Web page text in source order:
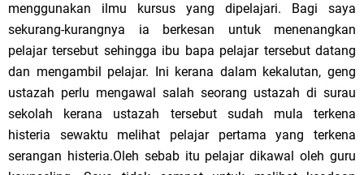
menggunakan ilmu kursus yang dipelajari. Bagi saya
sekurang-kurangnya ia berkesan untuk menenangkan
pelajar tersebut sehingga ibu bapa pelajar tersebut datang
dan mengambil pelajar. Ini kerana dalam kekalutan, geng
ustazah perlu mengawal salah seorang ustazah di surau
sekolah kerana ustazah tersebut sudah mula terkena
histeria sewaktu melihat pelajar pertama yang terkena
serangan histeria.Oleh sebab itu pelajar dikawal oleh guru